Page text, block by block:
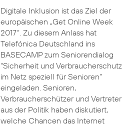
Digitale Inklusion ist das Ziel der
europäischen „Get Online Week
2017“. Zu diesem Anlass hat
Telefónica Deutschland ins
BASECAMP zum Seniorendialog
“Sicherheit und Verbraucherschutz
im Netz speziell für Senioren”
eingeladen. Senioren,
Verbraucherschützer und Vertreter
aus der Politik haben diskutiert,
welche Chancen das Internet